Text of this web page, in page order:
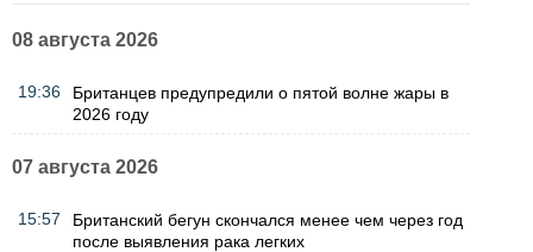
08 августа 2026
19:36
Британцев предупредили о пятой волне жары в
2026 году
07 августа 2026
15:57
Британский бегун скончался менее чем через год
после выявления рака легких